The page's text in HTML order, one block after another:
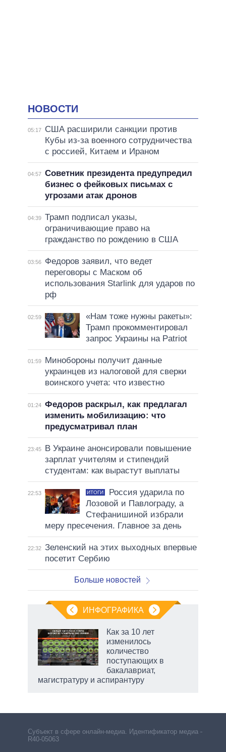
НОВОСТИ
05:17
США расширили санкции против
Кубы из-за военного сотрудничества
с россией, Китаем и Ираном
04:57 Советник президента предупредил
бизнес о фейковых письмах с
угрозами атак дронов
04:39 Трамп подписал указы,
ограничивающие право на
гражданство по рождению в США
03:56
Федоров заявил, что ведет
переговоры с Маском об
использования Starlink для ударов по
рф
02:59
«Нам тоже нужны ракеты»:
Трамп прокомментировал
запрос Украины на Patriot
01:59
Минобороны получит данные
украинцев из налоговой для сверки
воинского учета: что известно
01:24 Федоров раскрыл, как предлагал
изменить мобилизацию: что
предусматривал план
23:45
В Украине анонсировали повышение
зарплат учителям и стипендий
студентам: как вырастут выплаты
22:53 ИТОГИ
Россия ударила по
Лозовой и Павлограду, а
Стефанишиной избрали
меру пресечения. Главное за день
22:32 Зеленский на этих выходных впервые
посетит Сербию
Больше новостей
ИНФОГРАФИКА
Как за 10 лет
изменилось
количество
поступающих в
бакалавриат,
магистратуру и аспирантуру
Субъект в сфере онлайн-медиа. Идентификатор медиа –
R40-05063